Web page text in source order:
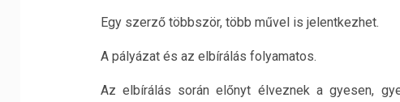
Egy szerző többször, több művel is jelentkezhet.
A pályázat és az elbírálás folyamatos.
Az elbírálás során előnyt élveznek a gyesen,